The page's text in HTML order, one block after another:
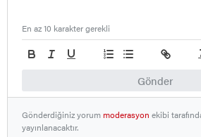
Gönder
En az 10 karakter gerekli
Gönderdiğiniz yorummoderasyon ekibi
yayınlanacaktır.